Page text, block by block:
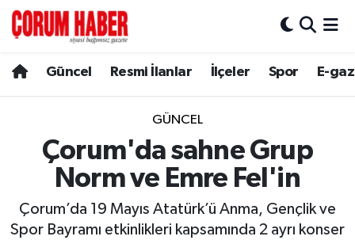
Güncel Resmi İlanlar İlçeler Spor E-
GÜNCEL
Çorum'da sahne Grup
Norm ve Emre Fel'in
Çorum’da 19 Mayıs Atatürk’ü Anma, Gençlik ve
Spor Bayramı etkinlikleri kapsamında 2 ayrı konser
Spor
Resmi İlanlar
Alaca
Bayat
Hava Durumu
Çorum Namaz Vakitleri
Trafik Durumu
Süper Lig Puan Durumu ve Fikstür